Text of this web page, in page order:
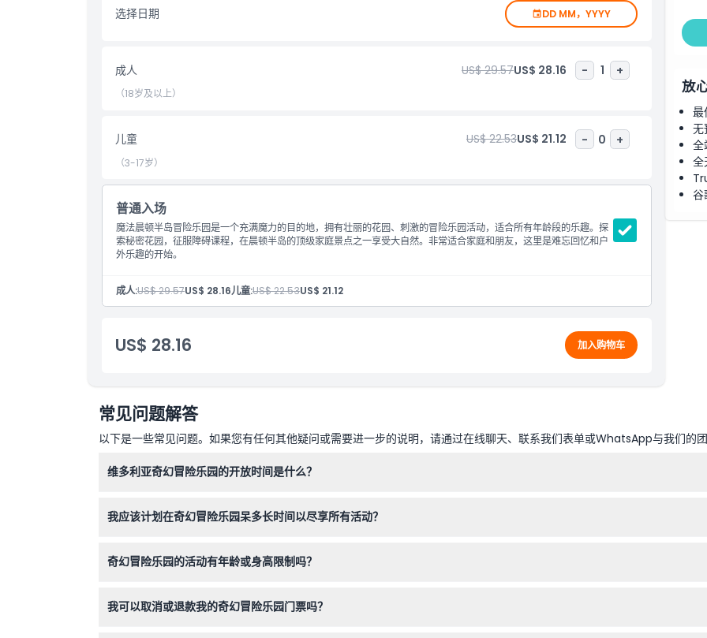
儿童成人政策
营业时间
需要了解的事项
位置
如何到达那里
如何兑换
选择日期 DD MM，YYYY
成人 US$ 29.57US$ 28.16 - 1 +
（18岁及以上）
儿童 US$ 22.53US$ 21.12 - 0 +
（3-17岁）
普通入场
魔法晨顿半岛冒险乐园是一个充满魔力的目的地，拥有壮丽的花园、刺激的冒险乐园活动，适合所有年龄段的乐趣。探
索秘密花园，征服障碍课程，在晨顿半岛的顶级家庭景点之一享受大自然。非常适合家庭和朋友，这里是难忘回忆和户
外乐趣的开始。
成人:US$ 29.57US$ 28.16儿童:US$ 22.53US$ 21.12
US$ 28.16 加入购物车
放
最
无
全
全
谷
常见问题解答
以下是一些常见问题。如果您有任何其他疑问或需要进一步的说明，请通过在线聊天、联系我们表单或WhatsApp与我们的
维多利亚奇幻冒险乐园的开放时间是什么？
我应该计划在奇幻冒险乐园呆多长时间以尽享所有活动？
奇幻冒险乐园的活动有年龄或身高限制吗？
同。
我可以取消或退款我的奇幻冒险乐园门票吗？